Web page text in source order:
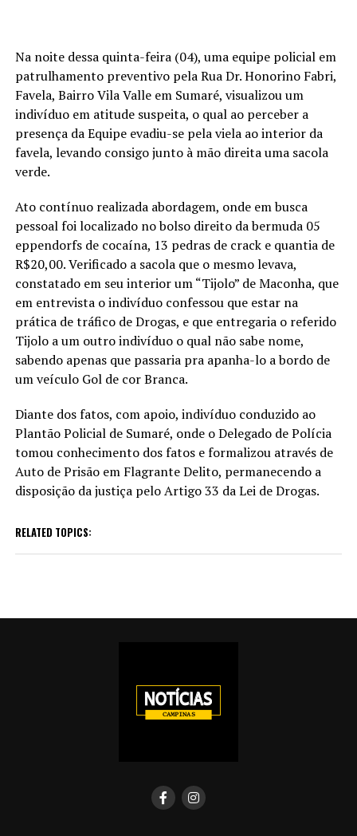
Na noite dessa quinta-feira (04), uma equipe policial em
patrulhamento preventivo pela Rua Dr. Honorino Fabri,
Favela, Bairro Vila Valle em Sumaré, visualizou um
indivíduo em atitude suspeita, o qual ao perceber a
presença da Equipe evadiu-se pela viela ao interior da
favela, levando consigo junto à mão direita uma sacola
verde.
Ato contínuo realizada abordagem, onde em busca
pessoal foi localizado no bolso direito da bermuda 05
eppendorfs de cocaína, 13 pedras de crack e quantia de
R$20,00. Verificado a sacola que o mesmo levava,
constatado em seu interior um “Tijolo” de Maconha, que
em entrevista o indivíduo confessou que estar na
prática de tráfico de Drogas, e que entregaria o referido
Tijolo a um outro indivíduo o qual não sabe nome,
sabendo apenas que passaria pra apanha-lo a bordo de
um veículo Gol de cor Branca.
Diante dos fatos, com apoio, indivíduo conduzido ao
Plantão Policial de Sumaré, onde o Delegado de Polícia
tomou conhecimento dos fatos e formalizou através de
Auto de Prisão em Flagrante Delito, permanecendo a
disposição da justiça pelo Artigo 33 da Lei de Drogas.
RELATED TOPICS: